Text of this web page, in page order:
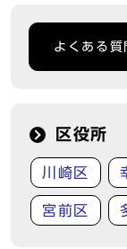
よくある
区役所
川崎区
宮前区